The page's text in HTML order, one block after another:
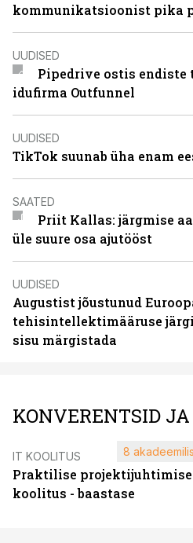
kommunikatsioonist pika
UUDISED
Pipedrive ostis endiste
idufirma Outfunnel
UUDISED
TikTok suunab üha enam
SAATED
Priit Kallas: järgmise
üle suure osa ajutööst
UUDISED
Augustist jõustunud
tehisintellektimääruse
sisu märgistada
KONVERENTSID
IT KOOLITUS
Praktilise projektijuhtimise
koolitus - baastase
8